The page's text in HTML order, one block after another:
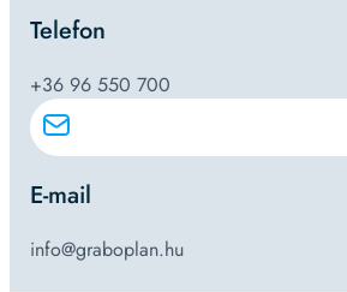
Telefon
+36 96 550 700
E-mail
info@graboplan.hu